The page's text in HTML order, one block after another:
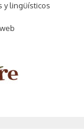
y lingüísticos